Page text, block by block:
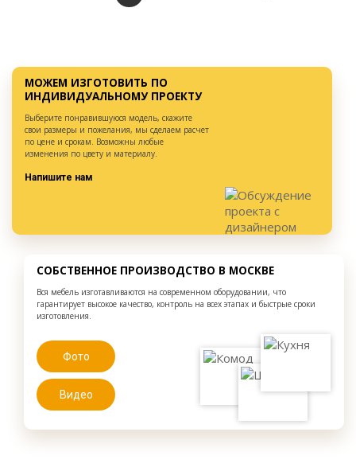
МОЖЕМ ИЗГОТОВИТЬ ПО
ИНДИВИДУАЛЬНОМУ ПРОЕКТУ
Выберите понравившуюся модель, скажите
свои размеры и пожелания, мы сделаем расчет
по цене и срокам. Возможны любые
изменения по цвету и материалу.
Напишите нам
СОБСТВЕННОЕ ПРОИЗВОДСТВО В МОСКВЕ
Вся мебель изготавливаются на современном оборудовании, что
гарантирует высокое качество, контроль на всех этапах и быстрые сроки
изготовления.
Фото
Видео